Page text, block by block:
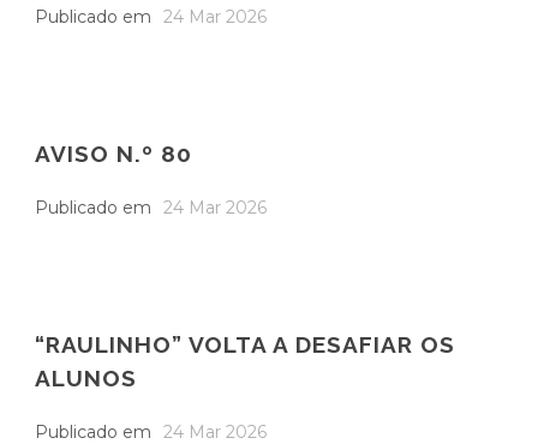
Publicado em 24 Mar 2026
AVISO N.º 80
Publicado em 24 Mar 2026
“RAULINHO” VOLTA A DESAFIAR OS
ALUNOS
Publicado em 24 Mar 2026